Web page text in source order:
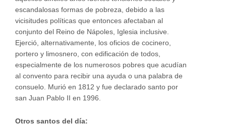
escandalosas formas de pobreza, debido a las
vicisitudes políticas que entonces afectaban al
conjunto del Reino de Nápoles, Iglesia inclusive.
Ejerció, alternativamente, los oficios de cocinero,
portero y limosnero, con edificación de todos,
especialmente de los numerosos pobres que acudían
al convento para recibir una ayuda o una palabra de
consuelo. Murió en 1812 y fue declarado santo por
san Juan Pablo II en 1996.
Otros santos del día: